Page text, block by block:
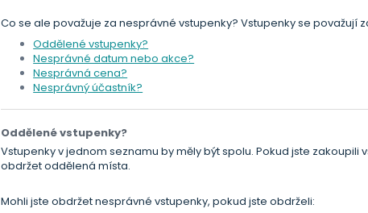
Co se ale považuje za nesprávné vstupenky? Vstupenky se považují
Oddělené vstupenky?
Nesprávné datum nebo akce?
Nesprávná cena?
Nesprávný účastník?
Oddělené vstupenky?
Vstupenky v jednom seznamu by měly být spolu. Pokud jste zakoupili
obdržet oddělená místa.
Mohli jste obdržet nesprávné vstupenky, pokud jste obdrželi: